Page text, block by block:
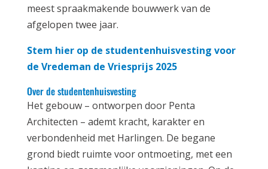
meest spraakmakende bouwwerk van de
afgelopen twee jaar.
Stem hier op de studentenhuisvesting voor
de Vredeman de Vriesprijs 2025
Over de studentenhuisvesting
Het gebouw – ontworpen door Penta
Architecten – ademt kracht, karakter en
verbondenheid met Harlingen. De begane
grond biedt ruimte voor ontmoeting, met een